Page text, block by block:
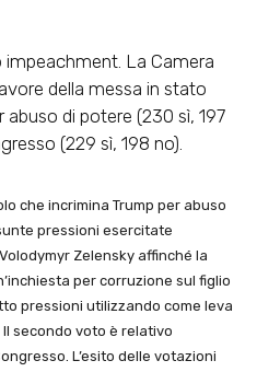
impeachment. La Camera
della messa in stato
abuso di potere (230 sì, 197
(229 sì, 198 no).
che incrimina Trump per abuso
pressioni esercitate
Zelensky affinché la
per corruzione sul figlio
pressioni utilizzando come leva
secondo voto è relativo
L’esito delle votazioni